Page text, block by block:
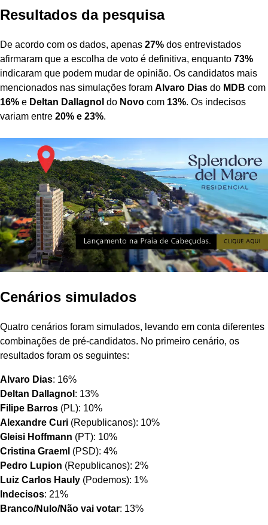
Resultados da pesquisa
De acordo com os dados, apenas 27% dos entrevistados
afirmaram que a escolha de voto é definitiva, enquanto 73%
indicaram que podem mudar de opinião. Os candidatos mais
mencionados nas simulações foram Alvaro Dias do MDB com
16% e Deltan Dallagnol do Novo com 13%. Os indecisos
variam entre 20% e 23%.
Cenários simulados
Quatro cenários foram simulados, levando em conta diferentes
combinações de pré-candidatos. No primeiro cenário, os
resultados foram os seguintes:
Alvaro Dias: 16%
Deltan Dallagnol : 13%
Filipe Barros (PL): 10%
Alexandre Curi (Republicanos): 10%
Gleisi Hoffmann (PT): 10%
Cristina Graeml (PSD): 4%
Pedro Lupion (Republicanos): 2%
Luiz Carlos Hauly (Podemos): 1%
Indecisos: 21%
Branco/Nulo/Não vai votar: 13%